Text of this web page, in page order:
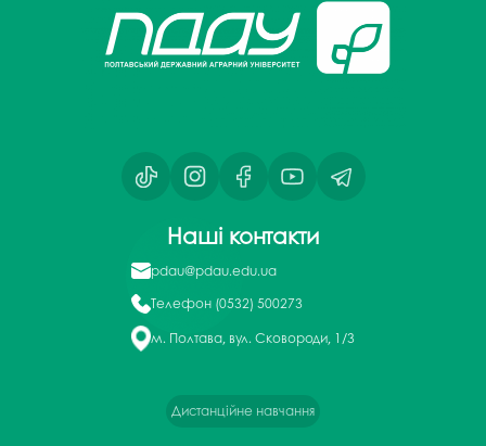
Наші контакти
pdau@pdau.edu.ua
Телефон (0532) 500273
м. Полтава, вул. Сковороди, 1/3
Дистанційне навчання